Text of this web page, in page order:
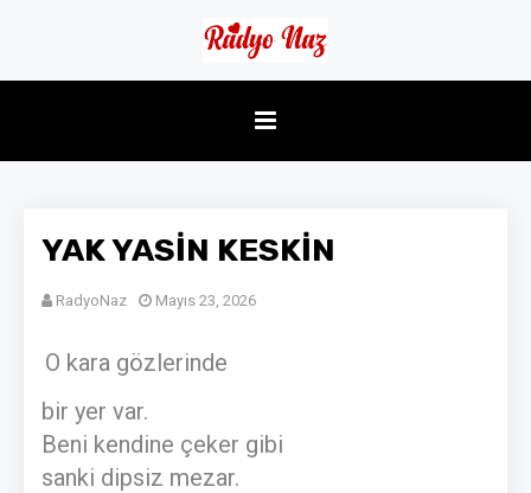
YAK YASİN KESKİN
RadyoNaz Mayıs 23, 2026
O kara gözlerinde
bir yer var.
Beni kendine çeker gibi
sanki dipsiz mezar.